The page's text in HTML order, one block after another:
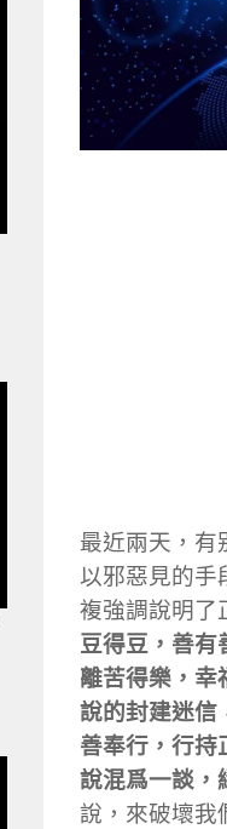
最近兩天，有
以邪惡見的手
複強調說明了
豆得豆，善有
離苦得樂，幸
說的封建迷信
善奉行，行持
說混爲一談，
說，來破壞我